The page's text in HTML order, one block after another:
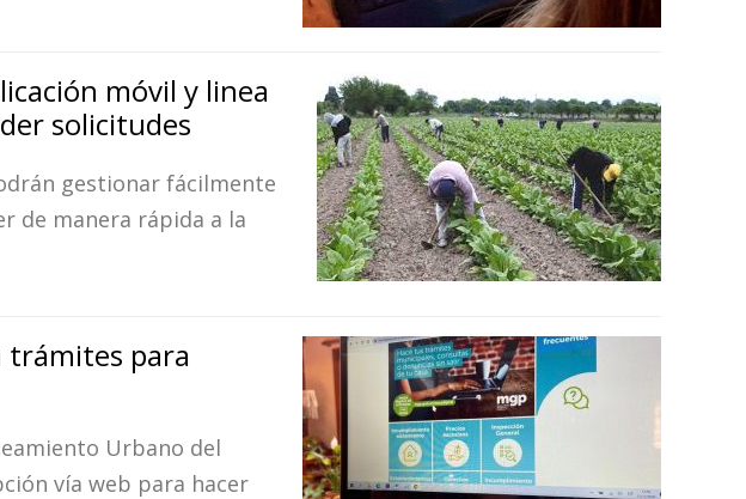
móvil y linea
solicitudes
gestionar fácilmente
de manera rápida a la
trámites para
Urbano del
vía web para hacer